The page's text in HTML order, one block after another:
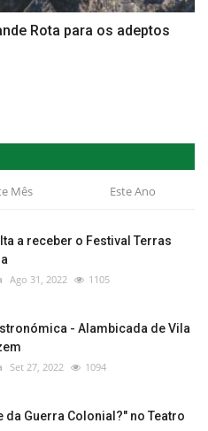
Rota para os adeptos
Mês Este Ano
a receber o Festival Terras
Ago 31, 2022 1105
- Alambicada de Vila
Set 27, 2022 1094
da Guerra Colonial?" no Teatro